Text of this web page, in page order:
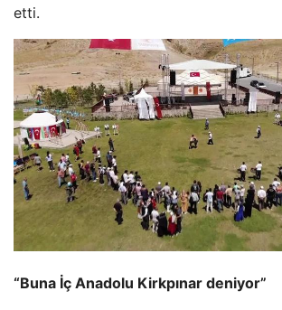
etti.
“Buna İç Anadolu Kirkpınar deniyor”